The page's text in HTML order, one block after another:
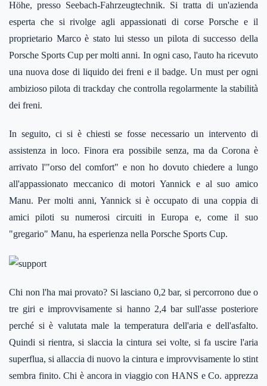
Höhe, presso Seebach-Fahrzeugtechnik. Si tratta di un'azienda
esperta che si rivolge agli appassionati di corse Porsche e il
proprietario Marco è stato lui stesso un pilota di successo della
Porsche Sports Cup per molti anni. In ogni caso, l'auto ha ricevuto
una nuova dose di liquido dei freni e il badge. Un must per ogni
ambizioso pilota di trackday che controlla regolarmente la stabilità
dei freni.
In seguito, ci si è chiesti se fosse necessario un intervento di
assistenza in loco. Finora era possibile senza, ma da Corona è
arrivato l'"orso del comfort" e non ho dovuto chiedere a lungo
all'appassionato meccanico di motori Yannick e al suo amico
Manu. Per molti anni, Yannick si è occupato di una coppia di
amici piloti su numerosi circuiti in Europa e, come il suo
"gregario" Manu, ha esperienza nella Porsche Sports Cup.
Chi non l'ha mai provato? Si lasciano 0,2 bar, si percorrono due o
tre giri e improvvisamente si hanno 2,4 bar sull'asse posteriore
perché si è valutata male la temperatura dell'aria e dell'asfalto.
Quindi si rientra, si slaccia la cintura sei volte, si fa uscire l'aria
superflua, si allaccia di nuovo la cintura e improvvisamente lo stint
sembra finito. Chi è ancora in viaggio con HANS e Co. apprezza